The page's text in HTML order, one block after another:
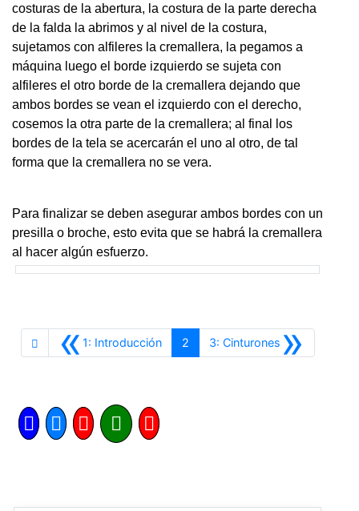
costuras de la abertura, la costura de la parte derecha
de la falda la abrimos y al nivel de la costura,
sujetamos con alfileres la cremallera, la pegamos a
máquina luego el borde izquierdo se sujeta con
alfileres el otro borde de la cremallera dejando que
ambos bordes se vean el izquierdo con el derecho,
cosemos la otra parte de la cremallera; al final los
bordes de la tela se acercarán el uno al otro, de tal
forma que la cremallera no se vera.
Para finalizar se deben asegurar ambos bordes con un
presilla o broche, esto evita que se habrá la cremallera
al hacer algún esfuerzo.
«1: IntroducciónAnterior
2 »
3: CinturonesSiguiente